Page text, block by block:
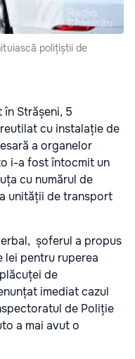
polițiștii de
Strășeni, 5
cu instalație de
a organelor
i-a fost întocmit un
cu numărul de
unității de transport
șoferul a propus
pentru ruperea
de
imediat cazul
de Poliție
a mai avut o